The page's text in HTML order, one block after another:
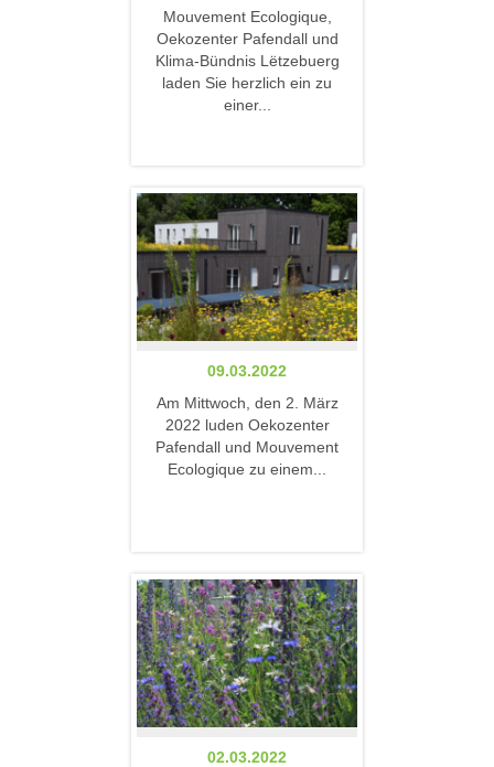
Mouvement Ecologique,
Oekozenter Pafendall und
Klima-Bündnis Lëtzebuerg
laden Sie herzlich ein zu
einer...
09.03.2022
Am Mittwoch, den 2. März
2022 luden Oekozenter
Pafendall und Mouvement
Ecologique zu einem...
02.03.2022